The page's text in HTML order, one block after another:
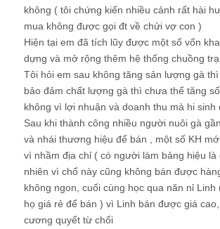
không ( tôi chứng kiến nhiều cảnh rất hài
mua không được gọi đt về chửi vợ con )
Hiện tại em đã tích lũy được một số vốn
dựng và mở rộng thêm hệ thống chuồng
Tôi hỏi em sau không tăng sản lượng gà
bảo đảm chất lượng gà thì chưa thể tăng
không vì lợi nhuận và doanh thu mà hi sinh
Sau khi thành công nhiều người nuôi gà
và nhái thương hiệu để bán , một số KH
vì nhầm địa chỉ ( có người làm bảng hiệu
nhiên vì chổ này cũng không bán được
không ngon, cuối cùng học qua năn nỉ Linh
họ giá rẻ để bán ) vì Linh bán được giá
cương quyết từ chối